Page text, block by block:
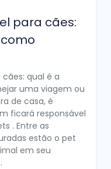
para cães:
qual é a
uma viagem ou
de casa, é
ficará responsável
. Entre as
estão o pet
em seu